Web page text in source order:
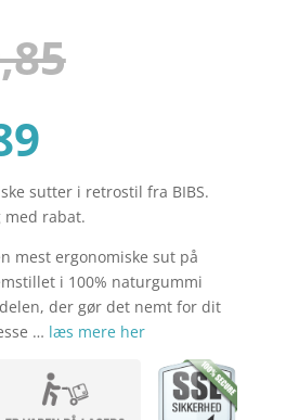
pris
var:
kr.
Den
aktuelle
pris
er:
sutter i retrostil fra BIBS.
med rabat.
mest ergonomiske sut på
i 100% naturgummi
der gør det nemt for dit
… læs mere her